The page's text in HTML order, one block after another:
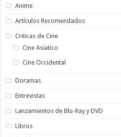
Anime
Artículos Recomendados
Criticas de Cine
Cine Asiatico
Cine Occidental
Doramas
Entrevistas
Lanzamientos de Blu-Ray y DVD
Libros